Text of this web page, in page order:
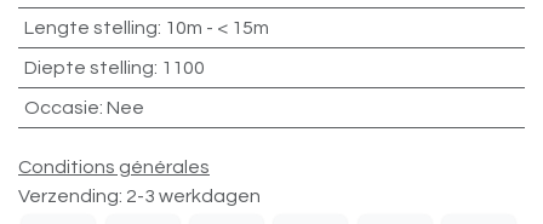
Lengte stelling: 10m - < 15m
Diepte stelling: 1100
Occasie: Nee
Conditions générales
Verzending: 2-3 werkdagen